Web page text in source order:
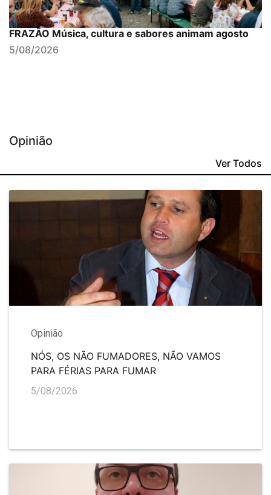
FRAZÃO Música, cultura e sabores animam agosto
5/08/2026
Opinião
Ver Todos
Opinião
NÓS, OS NÃO FUMADORES, NÃO VAMOS
PARA FÉRIAS PARA FUMAR
5/08/2026